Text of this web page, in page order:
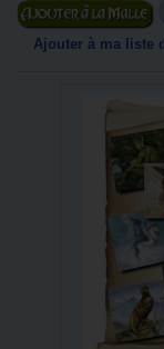
Ajouter au panier
Ajouter à ma liste